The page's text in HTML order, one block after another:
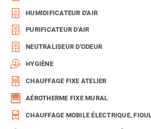
HUMIDIFICATEUR D'AIR
PURIFICATEUR D'AIR
NEUTRALISEUR D'ODEUR
HYGIÈNE
CHAUFFAGE FIXE ATELIER
AÉROTHERME FIXE MURAL
CHAUFFAGE MOBILE ÉLECTRIQUE,